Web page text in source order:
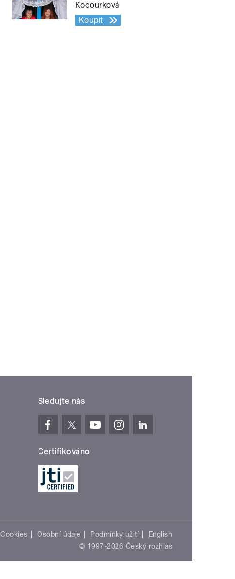
Kocourková
Koupit
Sledujte nás
Certifikováno
Cookies Osobní údaje Podmínky užití
English
© 1997-2026 Český rozhlas